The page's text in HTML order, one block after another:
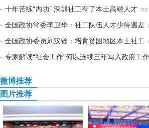
十年苦练“内功” 深圳社工有了本土高端人才
全国政协常委李卫华：社工队伍人才少待遇差
全国政协委员刘汉铨：培育贫困地区本土社工
专家解读“社会工作”何以连续三年写入政府工
微博推荐
图片推荐